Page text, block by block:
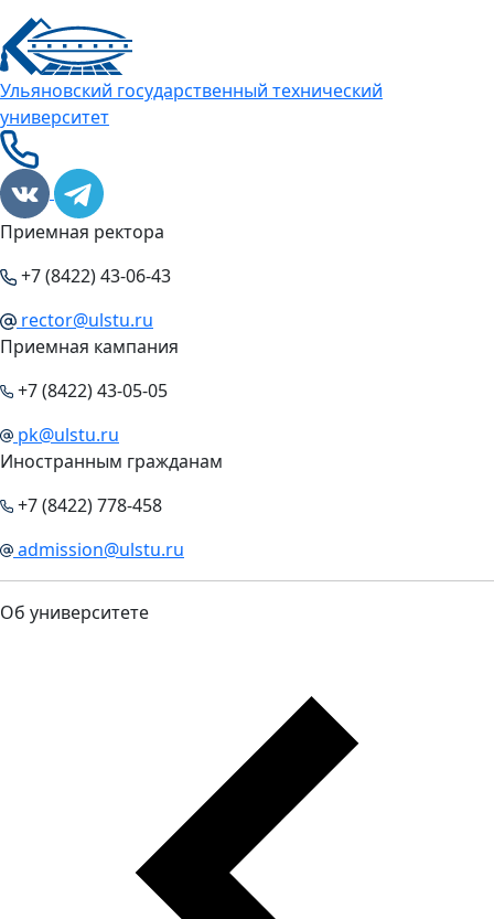
Ульяновский государственный технический
университет
Приемная ректора
+7 (8422) 43-06-43
rector@ulstu.ru
Приемная кампания
+7 (8422) 43-05-05
pk@ulstu.ru
Иностранным гражданам
+7 (8422) 778-458
admission@ulstu.ru
Об университете